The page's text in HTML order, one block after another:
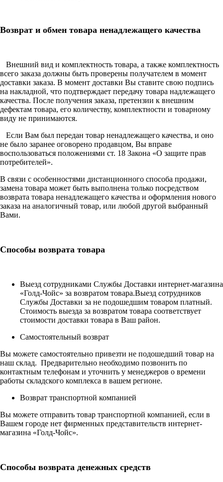
Возврат и обмен товара ненадлежащего качества
Внешний вид и комплектность товара, а также комплектность
всего заказа должны быть проверены получателем в момент
доставки заказа. В момент доставки Вы ставите свою подпись
на накладной, что подтверждает передачу товара надлежащего
качества. После получения заказа, претензии к внешним
дефектам товара, его количеству, комплектности и товарному
виду не принимаются.
Если Вам был передан товар ненадлежащего качества, и оно
не было заранее оговорено продавцом, Вы вправе
воспользоваться положениями ст. 18 Закона «О защите прав
потребителей».
В связи с особенностями дистанционного способа продажи,
замена товара может быть выполнена только посредством
возврата товара ненадлежащего качества и оформления нового
заказа на аналогичный товар, или любой другой выбранный
Вами.
Способы возврата товара
Выезд сотрудниками Службы Доставки интернет-магазина
«Голд-Чойс» за возвратом товара.Выезд сотрудников
Службы Доставки за не подошедшим товаром платный.
Стоимость выезда за возвратом товара соответствует
стоимости доставки товара в Ваш район.
Самостоятельный возврат
Вы можете самостоятельно привезти не подошедший товар на
наш склад. Предварительно необходимо позвонить по
контактным телефонам и уточнить у менеджеров о времени
работы складского комплекса в вашем регионе.
Возврат транспортной компанией
Вы можете отправить товар транспортной компанией, если в
Вашем городе нет фирменных представительств интернет-
магазина «Голд-Чойс».
Способы возврата денежных средств